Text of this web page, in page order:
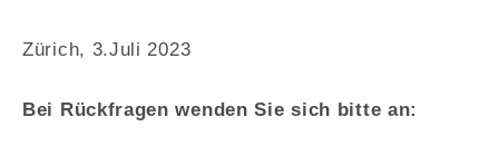
Zürich, 3.Juli 2023
Bei Rückfragen wenden Sie sich bitte an: